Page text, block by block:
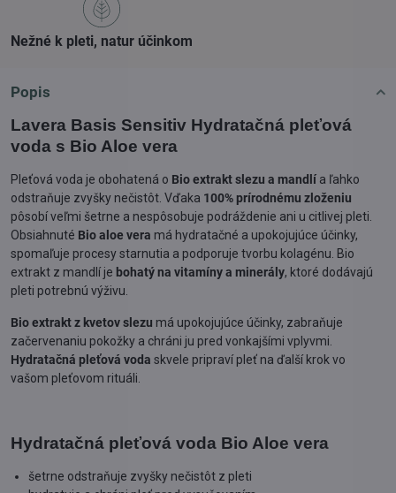
Nežné k pleti, natur účinkom
Popis
Lavera Basis Sensitiv Hydratačná pleťová
voda s Bio Aloe vera
Pleťová voda je obohatená o Bio extrakt slezu a mandlí a ľahko
odstraňuje zvyšky nečistôt. Vďaka 100% prírodnému zloženiu
pôsobí veľmi šetrne a nespôsobuje podráždenie ani u citlivej pleti.
Obsiahnuté Bio aloe vera má hydratačné a upokojujúce účinky,
spomaľuje procesy starnutia a podporuje tvorbu kolagénu. Bio
extrakt z mandlí je bohatý na vitamíny a minerály, ktoré dodávajú
pleti potrebnú výživu.
Bio extrakt z kvetov slezu má upokojujúce účinky, zabraňuje
začervenaniu pokožky a chráni ju pred vonkajšími vplyvmi.
Hydratačná pleťová voda skvele pripraví pleť na ďalší krok vo
vašom pleťovom rituáli.
Hydratačná pleťová voda Bio Aloe vera
šetrne odstraňuje zvyšky nečistôt z pleti